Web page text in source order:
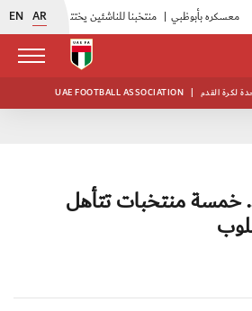
EN AR منتخبنا للناشئين يختتم معسكره الخارجي في صربيا |
UAE FOOTBALL ASSOCIATION | لكرة القدم
.. خمسة منتخبات تتأهل